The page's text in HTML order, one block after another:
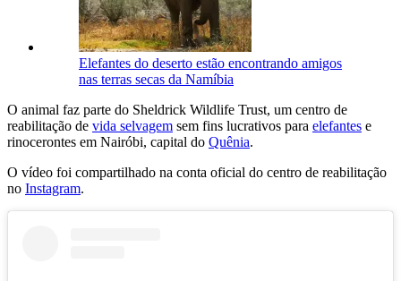
Elefantes do deserto estão encontrando amigos
nas terras secas da Namíbia
O animal faz parte do Sheldrick Wildlife Trust, um centro de
reabilitação de vida selvagem sem fins lucrativos para elefantes e
rinocerontes em Nairóbi, capital do Quênia.
O vídeo foi compartilhado na conta oficial do centro de reabilitação
no Instagram.